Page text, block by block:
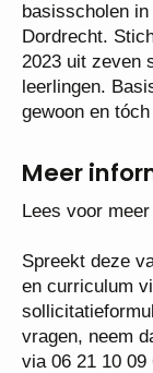
basisscholen
Dordrecht.
2023 uit zeven
leerlingen.
gewoon en
Meer
Lees voor
Spreekt deze
en curriculum
vragen, neem
via 06 21 10 09